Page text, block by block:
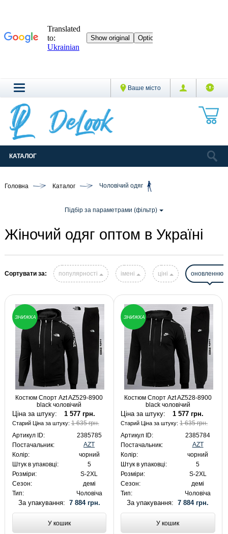
Ваше місто
КАТАЛОГ
Головна Каталог Чоловічий одяг
Підбір за параметрами (фільтр)
Жіночий одяг оптом в Україні
Сортувати за: популярності імені ціні оновленню
ЗНИЖКА
Костюм Спорт Azt AZ529-8900
black чоловічий
Ціна за штуку: 1 577 грн.
Старий Ціна за штуку:1 635 грн.
Артикул ID:
2385785
Постачальник:
AZT
Колір:
чорний
Штук в упаковці:
5
Розміри:
S-2XL
Сезон:
демі
Тип:
Чоловіча
За упакування: 7 884 грн.
У кошик
ЗНИЖКА
Костюм Спорт Azt AZ528-8900
black чоловічий
Ціна за штуку: 1 577 грн.
Старий Ціна за штуку:1 635 грн.
Артикул ID:
2385784
Постачальник:
AZT
Колір:
чорний
Штук в упаковці:
5
Розміри:
S-2XL
Сезон:
демі
Тип:
Чоловіча
За упакування:7 884 грн.
У кошик